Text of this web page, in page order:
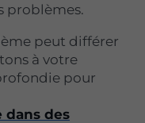
problèmes.
peut différer
à votre
pour
dans des